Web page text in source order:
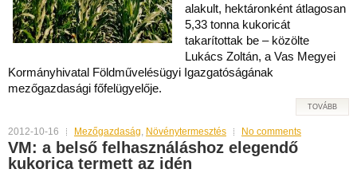
alakult, hektáronként átlagosan
5,33 tonna kukoricát
takarítottak be – közölte
Lukács Zoltán, a Vas Megyei
Kormányhivatal Földművelésügyi Igazgatóságának
mezőgazdasági főfelügyelője.
TOVÁBB
2012-10-16 Mezőgazdaság Növénytermesztés No comments
VM: a belső felhasználáshoz elegendő
kukorica termett az idén